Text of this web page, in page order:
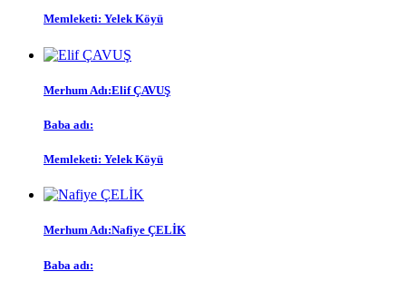
Memleketi: Yelek Köyü
Merhum Adı:Elif ÇAVUŞ
Baba adı:
Memleketi: Yelek Köyü
Merhum Adı:Nafiye ÇELİK
Baba adı: